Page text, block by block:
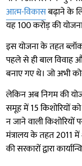
आत्म-विकासबढ़ाने के
यह 100 करोड़ की
इस योजना के तहत
पहले से ही बाल विवाह
बनाए गए थे। जो अभी
लेकिन अब निगम की
समूह में 15 किशोरियों
न जाने वाली किशोरियों
मंत्रालय के तहत 2011 में
की सरकारों द्वारा